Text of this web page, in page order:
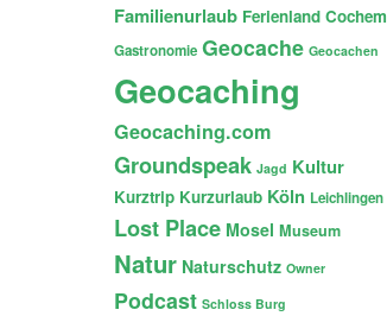
Familienurlaub Ferienland Cochem
Gastronomie Geocache Geocachen
Geocaching
Geocaching.com
Groundspeak Jagd Kultur
Kurztrip Kurzurlaub Köln Leichlingen
Lost Place Mosel Museum
Natur Naturschutz Owner
Podcast Schloss Burg